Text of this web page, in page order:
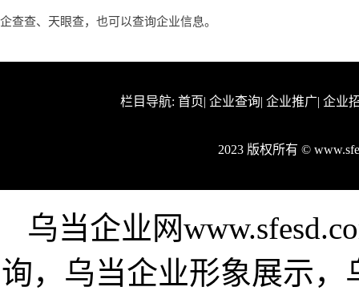
企查查、天眼查，也可以查询企业信息。
栏目导航: 首页| 企业查询| 企业推广| 企业
2023 版权所有 ©
乌当企业网
询，乌当企业形象展示